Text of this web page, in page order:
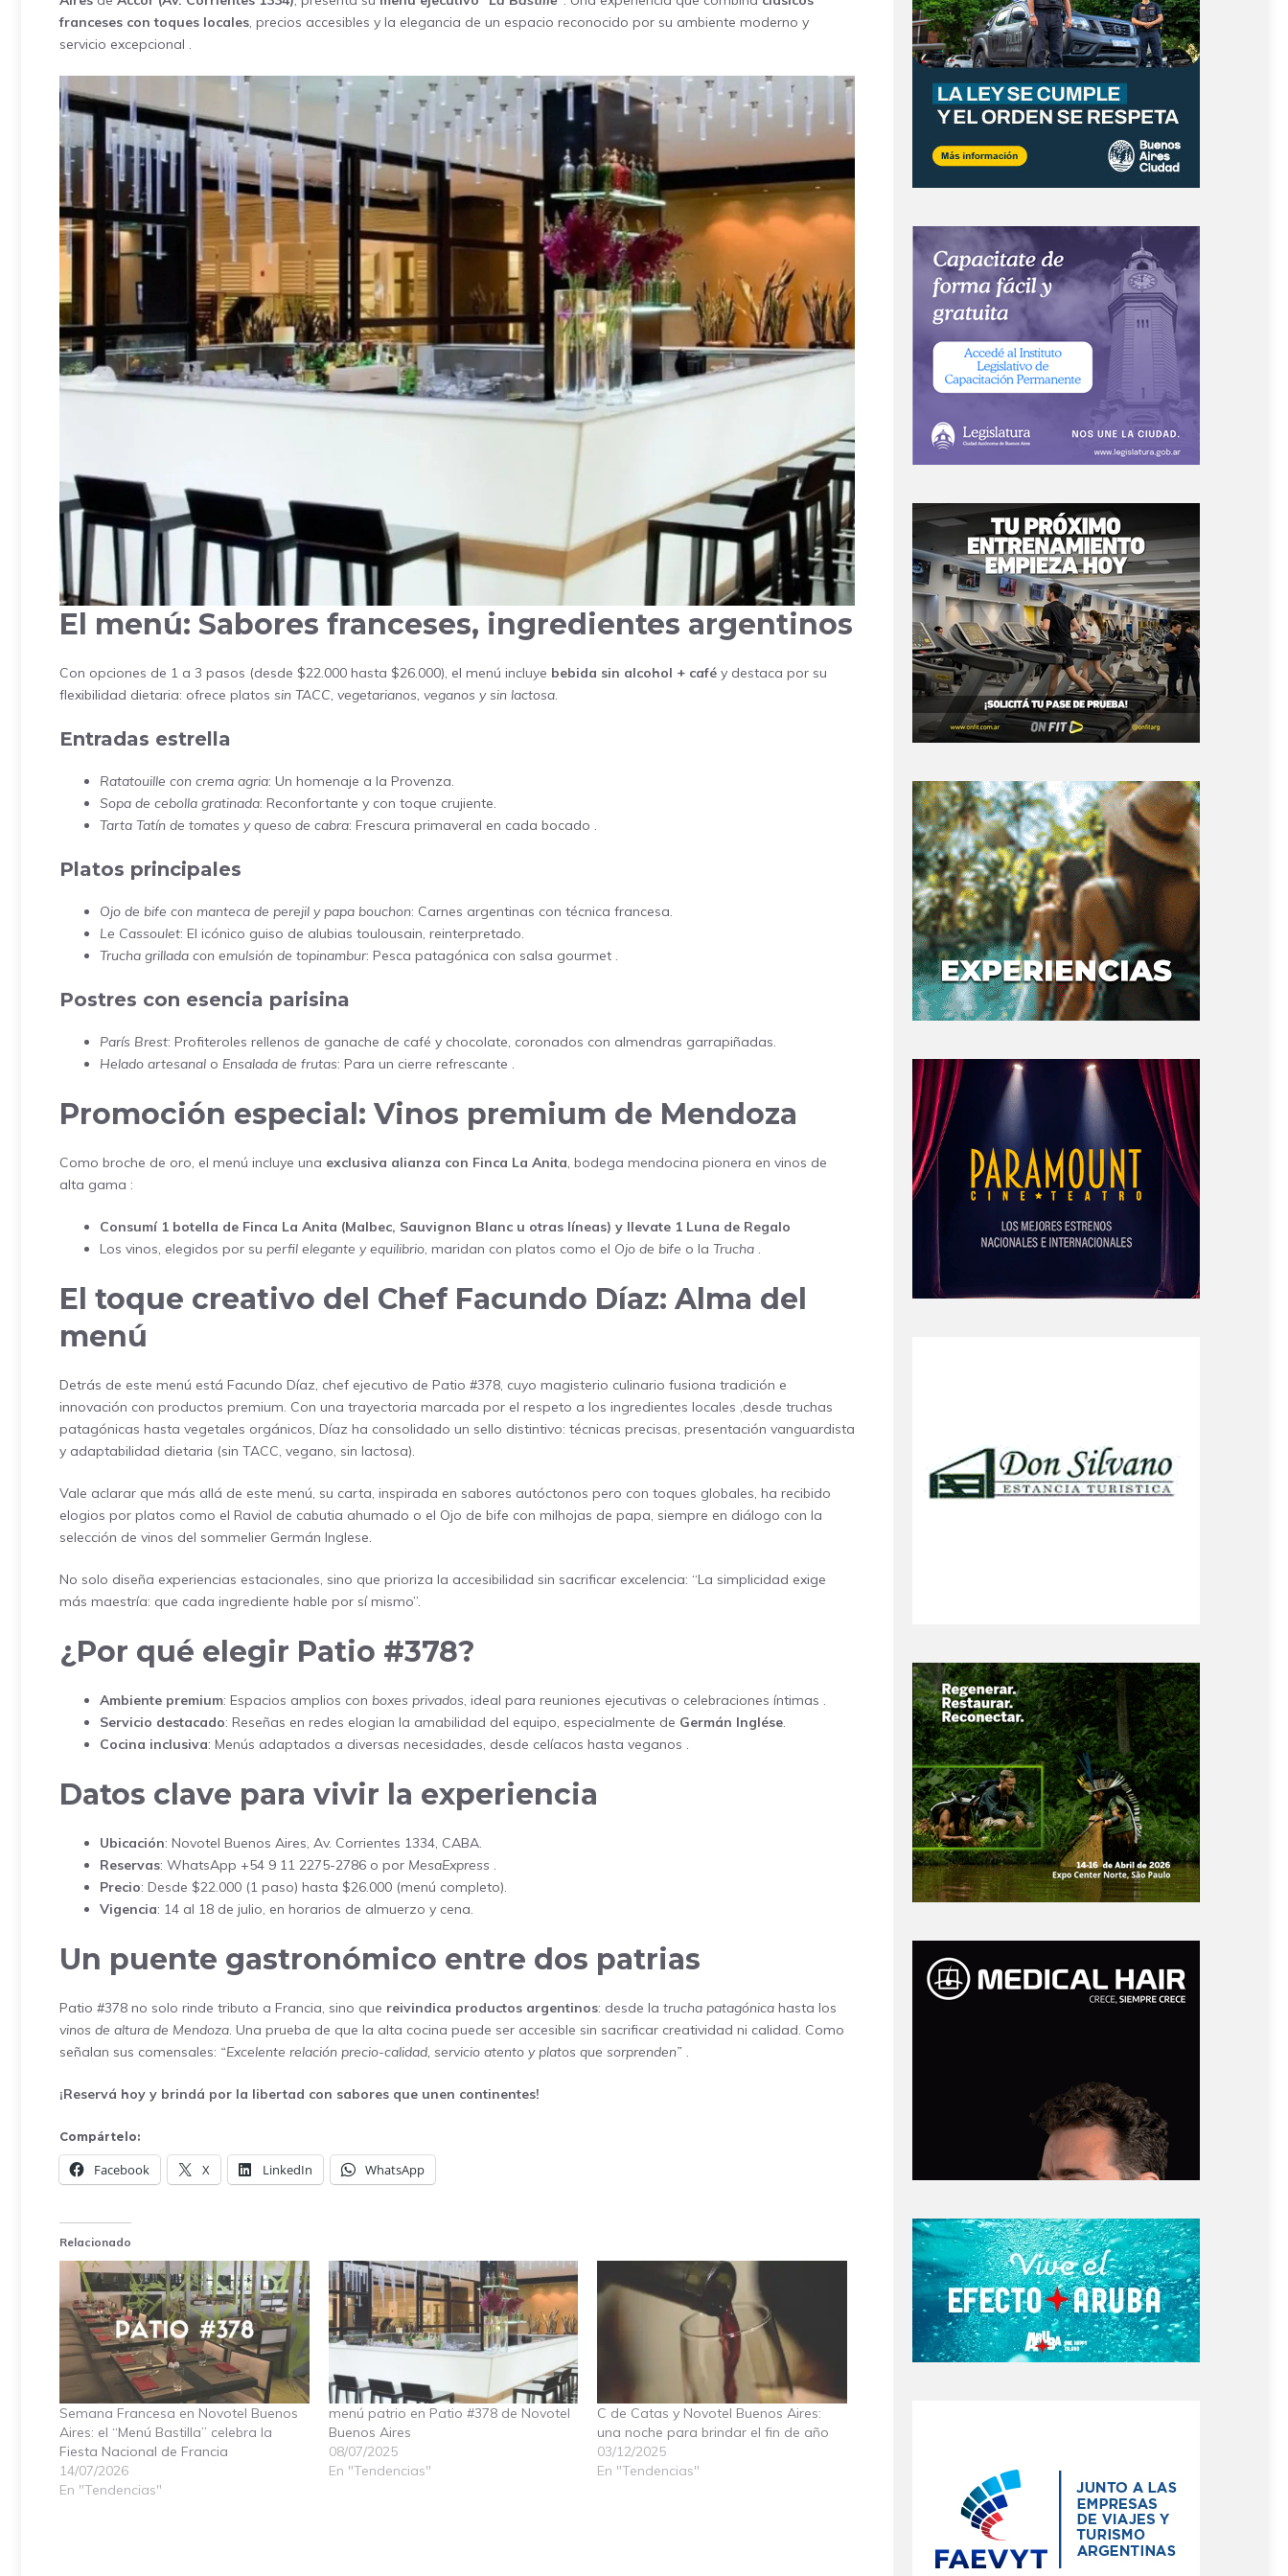
franceses con toques locales, precios accesibles y la elegancia de un espacio reconocido por su ambiente moderno y
servicio excepcional .
El menú: Sabores franceses, ingredientes argentinos
Con opciones de 1 a 3 pasos (desde $22.000 hasta $26.000), el menú incluye bebida sin alcohol + café y destaca por su
flexibilidad dietaria: ofrece platos sin TACC, vegetarianos, veganos y sin lactosa.
Entradas estrella
Ratatouille con crema agria: Un homenaje a la Provenza.
Sopa de cebolla gratinada: Reconfortante y con toque crujiente.
Tarta Tatín de tomates y queso de cabra: Frescura primaveral en cada bocado .
Platos principales
Ojo de bife con manteca de perejil y papa bouchon: Carnes argentinas con técnica francesa.
Le Cassoulet: El icónico guiso de alubias toulousain, reinterpretado.
Trucha grillada con emulsión de topinambur: Pesca patagónica con salsa gourmet .
Postres con esencia parisina
París Brest: Profiteroles rellenos de ganache de café y chocolate, coronados con almendras garrapiñadas.
Helado artesanal o Ensalada de frutas: Para un cierre refrescante .
Promoción especial: Vinos premium de Mendoza
Como broche de oro, el menú incluye una exclusiva alianza con Finca La Anita, bodega mendocina pionera en vinos de
alta gama :
Consumí 1 botella de Finca La Anita (Malbec, Sauvignon Blanc u otras líneas) y llevate 1 Luna de Regalo
Los vinos, elegidos por su perfil elegante y equilibrio, maridan con platos como el Ojo de bife o la Trucha .
El toque creativo del Chef Facundo Díaz: Alma del
menú
Detrás de este menú está Facundo Díaz, chef ejecutivo de Patio #378, cuyo magisterio culinario fusiona tradición e
innovación con productos premium. Con una trayectoria marcada por el respeto a los ingredientes locales ,desde truchas
patagónicas hasta vegetales orgánicos, Díaz ha consolidado un sello distintivo: técnicas precisas, presentación vanguardista
y adaptabilidad dietaria (sin TACC, vegano, sin lactosa).
Vale aclarar que más allá de este menú, su carta, inspirada en sabores autóctonos pero con toques globales, ha recibido
elogios por platos como el Raviol de cabutia ahumado o el Ojo de bife con milhojas de papa, siempre en diálogo con la
selección de vinos del sommelier Germán Inglese.
No solo diseña experiencias estacionales, sino que prioriza la accesibilidad sin sacrificar excelencia: “La simplicidad exige
más maestría: que cada ingrediente hable por sí mismo”.
¿Por qué elegir Patio #378?
Ambiente premium: Espacios amplios con boxes privados, ideal para reuniones ejecutivas o celebraciones íntimas .
Servicio destacado: Reseñas en redes elogian la amabilidad del equipo, especialmente de Germán Inglése.
Cocina inclusiva: Menús adaptados a diversas necesidades, desde celíacos hasta veganos .
Datos clave para vivir la experiencia
Ubicación: Novotel Buenos Aires, Av. Corrientes 1334, CABA.
Reservas: WhatsApp +54 9 11 2275-2786 o por MesaExpress .
Precio: Desde $22.000 (1 paso) hasta $26.000 (menú completo).
Vigencia: 14 al 18 de julio, en horarios de almuerzo y cena.
Un puente gastronómico entre dos patrias
Patio #378 no solo rinde tributo a Francia, sino que reivindica productos argentinos: desde la trucha patagónica hasta los
vinos de altura de Mendoza. Una prueba de que la alta cocina puede ser accesible sin sacrificar creatividad ni calidad. Como
señalan sus comensales: “Excelente relación precio-calidad, servicio atento y platos que sorprenden” .
¡Reservá hoy y brindá por la libertad con sabores que unen continentes!
Compártelo:
Facebook X LinkedIn WhatsApp
Relacionado
Semana Francesa en Novotel Buenos
Aires: el “Menú Bastilla” celebra la
Fiesta Nacional de Francia
14/07/2026
En "Tendencias"
menú patrio en Patio #378 de Novotel
Buenos Aires
08/07/2025
En "Tendencias"
C de Catas y Novotel Buenos Aires:
una noche para brindar el fin de año
03/12/2025
En "Tendencias"